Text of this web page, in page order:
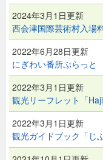
2024年3月1日更新
西会津国際芸術村入場
2022年6月28日更新
にぎわい番所ぷらっと
2022年3月1日更新
観光リーフレット「
2022年3月1日更新
観光ガイドブック「じ